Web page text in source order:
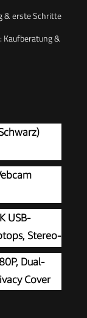
& erste Schritte
Kaufberatung &
USB-
Stereo-
Dual-
Cover